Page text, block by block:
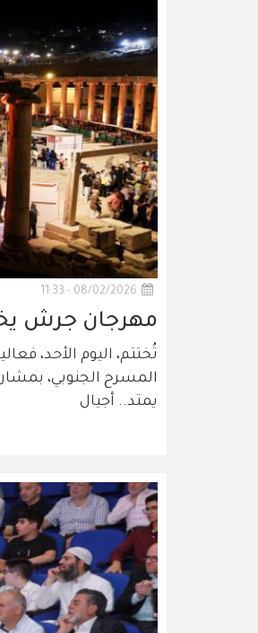
08/02/2026 - 11:33
مهرجان جرش
تُختتم، اليوم الأحد،
المسرح الجنوبي،
يمتد.. أجيال